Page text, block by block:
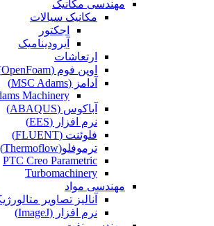
مهندسی مکانیک
مکانیک سیالات
اجکتور
آیرودینامیک
ارتعاشات
اوپن فوم (OpenFoam)
آدامز (MSC Adams)
Machinery
آباکوس (ABAQUS)
نرم افزار (EES)
فلوئنت (FLUENT)
ترموفلو(Thermoflow)
PTC Creo Parametric
Turbomachinery
مهندسی مواد
آنالیز تصاویر
نرم افزار (ImageJ)